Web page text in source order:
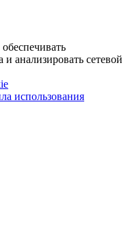
анализировать сетевой
использования